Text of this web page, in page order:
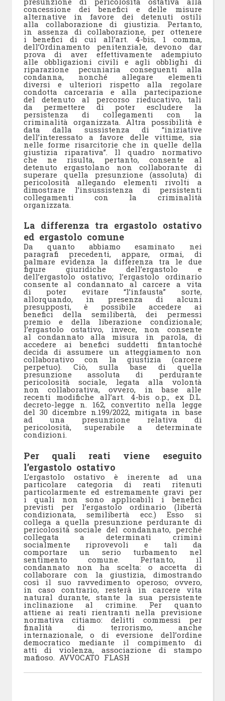
concessione dei benefici e delle misure
alternative in favore dei detenuti ostili
alla collaborazione di giustizia. Pertanto,
in assenza di collaborazione, per ottenere
i benefici di cui all’art. 4-bis, 1 comma,
dell’Ordinamento penitenziale, devono dar
prova di aver effettivamente adempiuto
alle obbligazioni civili e agli obblighi di
riparazione pecuniaria conseguenti alla
condanna, nonché allegare elementi
diversi e ulteriori rispetto alla regolare
condotta carceraria e alla partecipazione
del detenuto al percorso rieducativo, tali
da permettere di poter escludere la
persistenza di collegamenti con la
criminalità organizzata. Altra possibilità è
data dalla sussistenza di “iniziative
dell’interessato a favore delle vittime, sia
nelle forme risarcitorie che in quelle della
giustizia riparativa”. Il quadro normativo
che ne risulta, pertanto, consente al
detenuto ergastolano non collaborante di
superare quella presunzione (assoluta) di
pericolosità allegando elementi rivolti a
dimostrare l’insussistenza di persistenti
collegamenti con la criminalità
organizzata.
La differenza tra ergastolo ostativo
ed ergastolo comune
Da quanto abbiamo esaminato nei
paragrafi precedenti, appare, ormai, di
palmare evidenza la differenza tra le due
figure giuridiche dell’ergastolo e
dell’ergastolo ostativo; l’ergastolo ordinario
consente al condannato al carcere a vita
di poter evitare “l’infausta” sorte,
allorquando, in presenza di alcuni
presupposti, è possibile accedere ai
benefici della semilibertà, dei permessi
premio e della liberazione condizionale;
l’ergastolo ostativo, invece, non consente
al condannato alla misura in parola, di
accedere ai benefici suddetti fintantoché
decida di assumere un atteggiamento non
collaborativo con la giustizia (carcere
perpetuo). Ciò, sulla base di quella
presunzione assoluta di perdurante
pericolosità sociale, legata alla volontà
non collaborativa, ovvero, in base alle
recenti modifiche all’art. 4-bis o.p., ex D.L.
decreto-legge n. 162, convertito nella legge
del 30 dicembre n.199/2022, mitigata in base
ad una presunzione relativa di
pericolosità, superabile a determinate
condizioni.
Per quali reati viene eseguito
l’ergastolo ostativo
L’ergastolo ostativo è inerente ad una
particolare categoria di reati ritenuti
particolarmente ed estremamente gravi per
i quali non sono applicabili i benefici
previsti per l’ergastolo ordinario (libertà
condizionata, semilibertà ecc.) Esso si
collega a quella presunzione perdurante di
pericolosità sociale del condannato, perché
collegata a determinati crimini
socialmente riprovevoli e tali da
comportare un serio turbamento nel
sentimento comune. Pertanto, il
condannato non ha scelta: o accetta di
collaborare con la giustizia, dimostrando
così il suo ravvedimento operoso; ovvero,
in caso contrario, resterà in carcere vita
natural durante, stante la sua persistente
inclinazione al crimine. Per quanto
attiene ai reati rientranti nella previsione
normativa citiamo: delitti commessi per
finalità di terrorismo, anche
internazionale, o di eversione dell’ordine
democratico mediante il compimento di
atti di violenza, associazione di stampo
mafioso. AVVOCATO FLASH